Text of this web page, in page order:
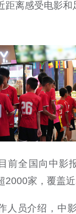
距离感受电影和
前全国向中影
2000家，覆盖近
人员介绍，中